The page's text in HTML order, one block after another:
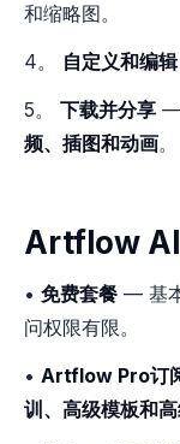
和缩略图。
4。 自定义和编辑
5。 下载并分享 —
频、插图和动画。
Artflow AI
• 免费套餐 — 基
问权限有限。
• Artflow Pro订
训、高级模板和